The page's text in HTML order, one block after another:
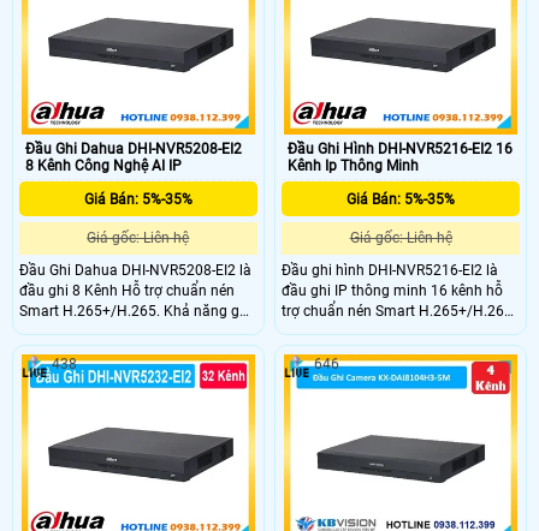
tiết kiệm băng thông khi lưu trữ
xuất hình HDMI 4K/VGA Full
HD/CVBS, AI thông minh gồm SMD
Plus, AcuPick, IVS và nhận diện
Đầu Ghi Dahua DHI-NVR5208-EI2
8 Kênh Công Nghệ AI IP
Giá Bán: 5%-35%
Giá gốc: Liên hệ
Đầu Ghi Dahua DHI-NVR5208-EI2 là
đầu ghi 8 Kênh Hỗ trợ chuẩn nén
Smart H.265+/H.265. Khả năng ghi
hình độ phân giải lên đến 32MP và
xuất hình 8K HDMI. Hỗ trợ 2 ổ cứng
mỗi ổ tối đa 20 TB USB hỗ trợ 2
cổng. Công nghệ AI nhận diện
hành vi.
Đầu Ghi Hình DHI-NVR5216-EI2 16
Kênh Ip Thông Minh
Giá Bán: 5%-35%
Giá gốc: Liên hệ
Đầu ghi hình DHI-NVR5216-EI2 là
đầu ghi IP thông minh 16 kênh hỗ
trợ chuẩn nén Smart H.265+/H.265
ghi hình độ phân giải lên đến 32MP
và xuất hình 8K HDMI.Băng Thông
đầu vào, ghi hình, đầu ra Công nghệ
AI như nhận diện khuôn mặt, nhận
438 646